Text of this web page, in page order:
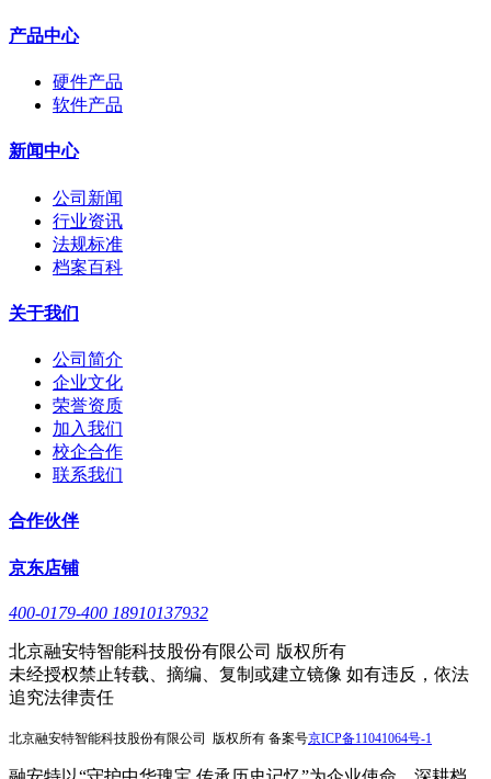
产品中心
硬件产品
软件产品
新闻中心
公司新闻
行业资讯
法规标准
档案百科
关于我们
公司简介
企业文化
荣誉资质
加入我们
校企合作
联系我们
合作伙伴
京东店铺
400-0179-400 18910137932
北京融安特智能科技股份有限公司 版权所有
未经授权禁止转载、摘编、复制或建立镜像 如有违反，依法
追究法律责任
北京融安特智能科技股份有限公司 版权所有 备案号京ICP备11041064号-1